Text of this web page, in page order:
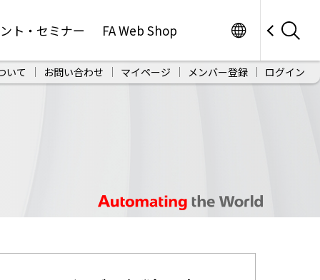
ト・セミナー FA Web Shop
いて お問い合わせ マイページ メンバー登録 ログイン